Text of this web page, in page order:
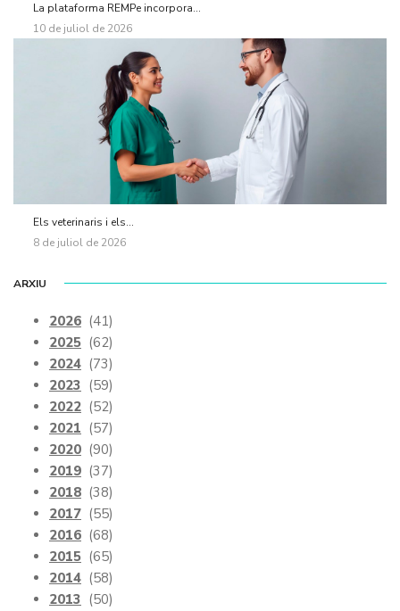
La plataforma REMPe incorpora...
10 de juliol de 2026
Els veterinaris i els...
8 de juliol de 2026
ARXIU
2026 (41)
2025 (62)
2024 (73)
2023 (59)
2022 (52)
2021 (57)
2020 (90)
2019 (37)
2018 (38)
2017 (55)
2016 (68)
2015 (65)
2014 (58)
2013 (50)